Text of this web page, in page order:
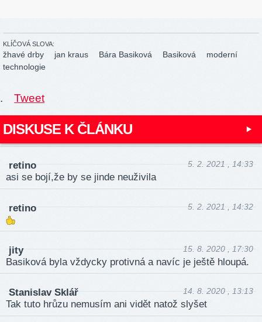
KLÍČOVÁ SLOVA:
žhavé drby jan kraus Bára Basiková Basiková
moderní
technologie
. Tweet
DISKUSE K ČLÁNKU
retino 5. 2. 2021 , 14:33
asi se bojí,že by se jinde neuživila
retino 5. 2. 2021 , 14:32
jity 15. 8. 2020 , 17:30
Basiková byla vždycky protivná a navíc je ještě hloupá.
Stanislav Sklář 14. 8. 2020 , 13:13
Tak tuto hrůzu nemusím ani vidět natož slyšet